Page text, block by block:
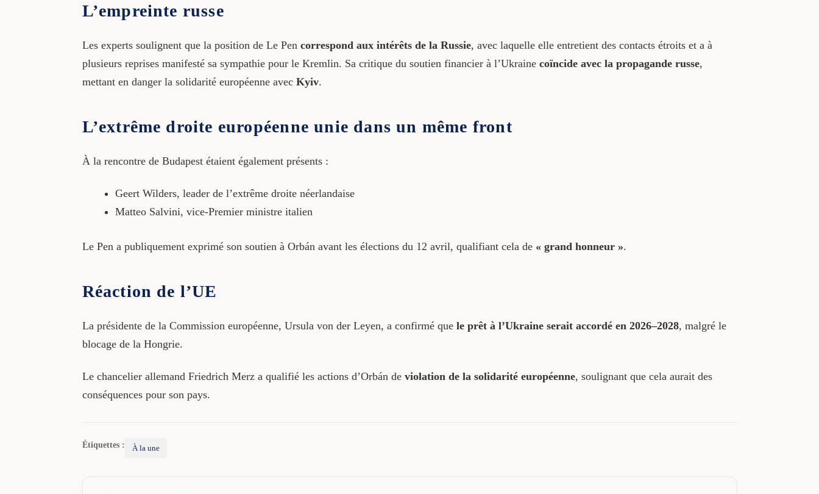
L’empreinte russe
Les experts soulignent que la position de Le Pen correspond aux intérêts de la Russie, avec laquelle elle entretient des contacts étroits et a à
plusieurs reprises manifesté sa sympathie pour le Kremlin. Sa critique du soutien financier à l’Ukraine coïncide avec la propagande russe,
mettant en danger la solidarité européenne avec Kyiv.
L’extrême droite européenne unie dans un même front
À la rencontre de Budapest étaient également présents :
Geert Wilders, leader de l’extrême droite néerlandaise
Matteo Salvini, vice-Premier ministre italien
Le Pen a publiquement exprimé son soutien à Orbán avant les élections du 12 avril, qualifiant cela de « grand honneur ».
Réaction de l’UE
La présidente de la Commission européenne, Ursula von der Leyen, a confirmé que le prêt à l’Ukraine serait accordé en 2026–2028, malgré le
blocage de la Hongrie.
Le chancelier allemand Friedrich Merz a qualifié les actions d’Orbán de violation de la solidarité européenne, soulignant que cela aurait des
conséquences pour son pays.
Étiquettes : À la une